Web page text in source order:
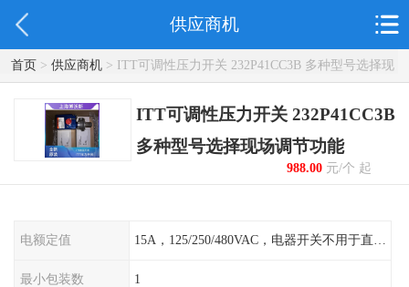
供应商机
首页> 供应商机> ITT可调性压力开关 232P41CC3B 多种型号选择现
场调节功能
ITT可调性压力开关 232P41CC3B
多种型号选择现场调节功能
988.00元/个 起
电额定值
最小包装数 1